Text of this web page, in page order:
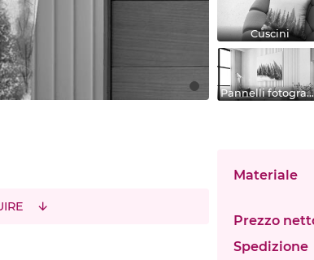
Cuscini
Pannelli fotografici
Materiale
Prezzo
Spedizione